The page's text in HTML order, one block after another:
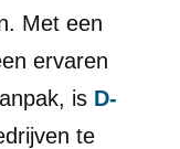
Met een
ervaren
is D-
te